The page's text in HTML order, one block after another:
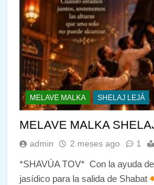
MELAVE MALKA SHELAJ LEJÁ
MELAVE MALKA
admin 2 meses ago 1
*SHAVÚA TOV* Con la ayuda
jasídico para la salida de Shabat